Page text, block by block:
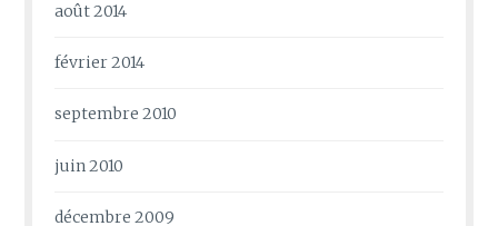
août 2014
février 2014
septembre 2010
juin 2010
décembre 2009